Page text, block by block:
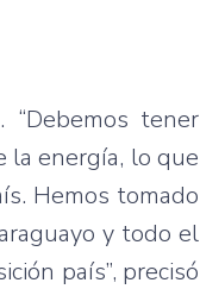
tener
la energía, lo que
Hemos tomado
y todo el
país”, precisó